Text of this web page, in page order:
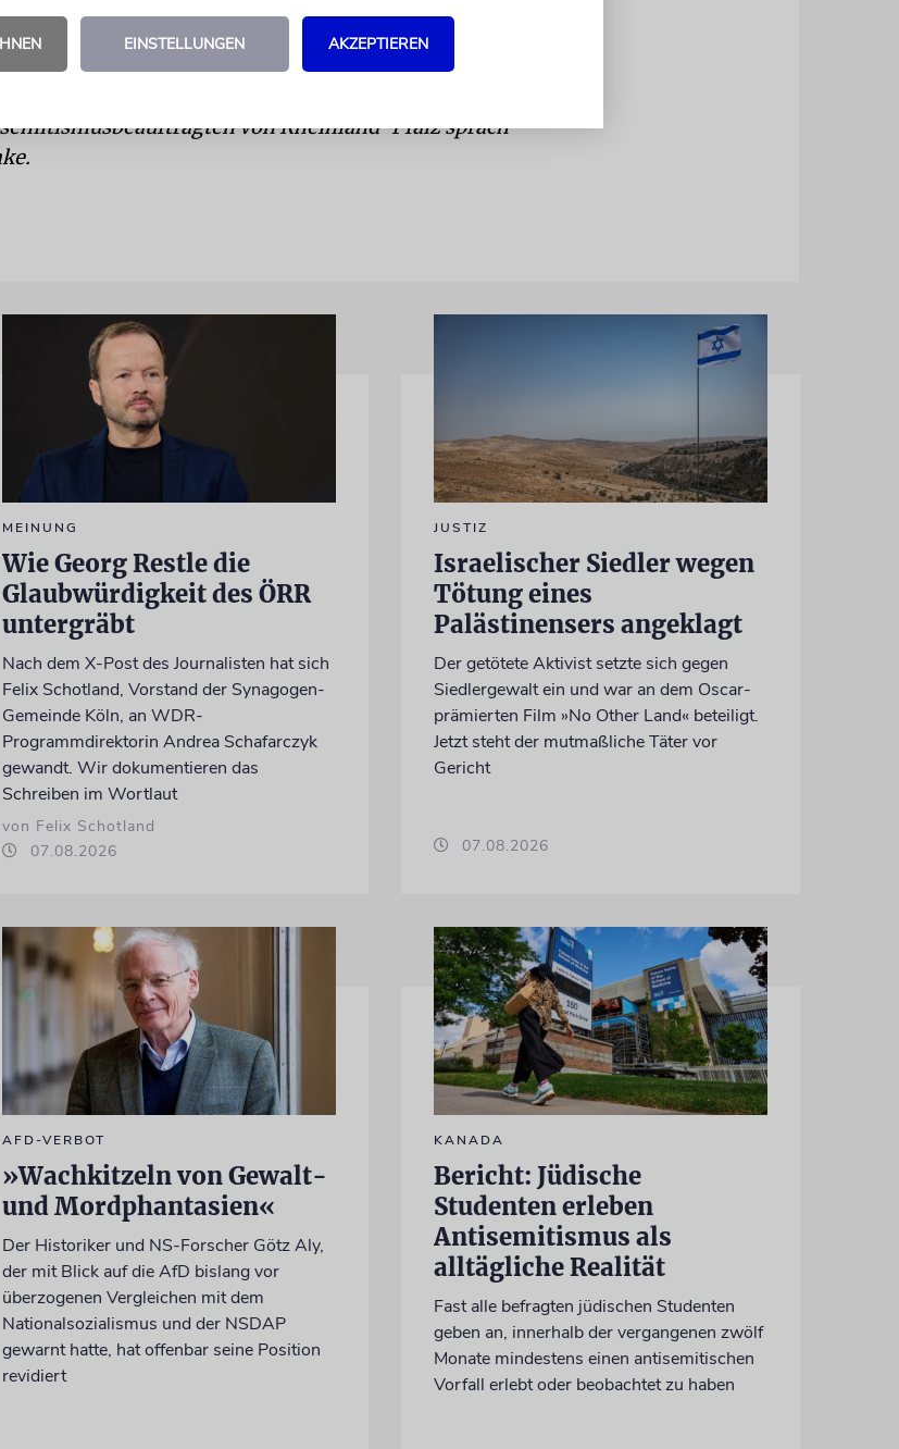
abbauen. Und bei der konkreten Ahndung
gilt es, klare Kante zu zeigen. Darauf werde ich
von Rheinland-Pfalz sprach
MEINUNG
Wie Georg Restle die
Glaubwürdigkeit des ÖRR
untergräbt
Nach dem X-Post des Journalisten hat sich
Felix Schotland, Vorstand der Synagogen-
Gemeinde Köln, an WDR-
Programmdirektorin Andrea Schafarczyk
gewandt. Wir dokumentieren das
Schreiben im Wortlaut
von Felix Schotland
07.08.2026
JUSTIZ
Israelischer Siedler wegen
Tötung eines
Palästinensers angeklagt
Der getötete Aktivist setzte sich gegen
Siedlergewalt ein und war an dem Oscar-
prämierten Film »No Other Land« beteiligt.
Jetzt steht der mutmaßliche Täter vor
Gericht
07.08.2026
AFD-VERBOT
»Wachkitzeln von Gewalt-
und Mordphantasien«
Der Historiker und NS-Forscher Götz Aly,
der mit Blick auf die AfD bislang vor
überzogenen Vergleichen mit dem
Nationalsozialismus und der NSDAP
gewarnt hatte, hat offenbar seine Position
revidiert
KANADA
Bericht: Jüdische
Studenten erleben
Antisemitismus als
alltägliche Realität
Fast alle befragten jüdischen Studenten
geben an, innerhalb der vergangenen zwölf
Monate mindestens einen antisemitischen
Vorfall erlebt oder beobachtet zu haben
EINSTELLUNGEN AKZEPTIEREN